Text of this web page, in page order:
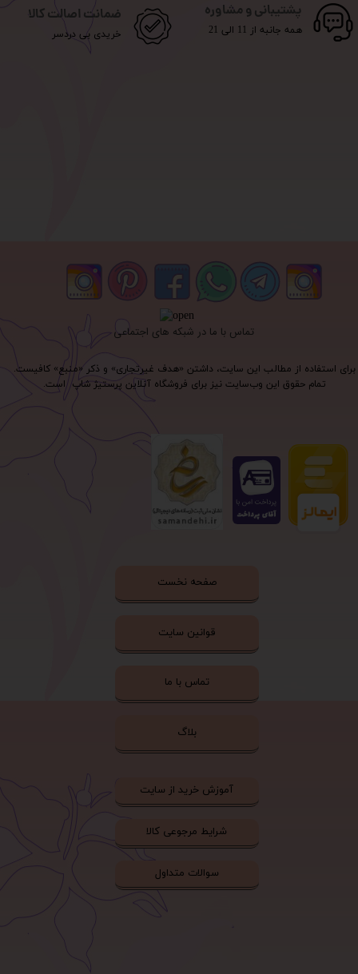
برای استفاده از مطالب این سایت، داشتن «هدف غیرتجاری» و ذکر «منبع» کافیست.
تمام حقوق اين وب‌سايت نیز برای فروشگاه آنلاین پرستیژ شاپ است.
پشتیبانی و مشاوره
همه جانبه از 11 الی 21
ضمانت اصالت کالا
خریدی بی دردسر
تماس با ما در شبکه های اجتماعی
صفحه نخست
قوانین سایت
تماس با ما
بلاگ
آموزش خرید از سایت
شرایط مرجوعی کالا
سوالات متداول